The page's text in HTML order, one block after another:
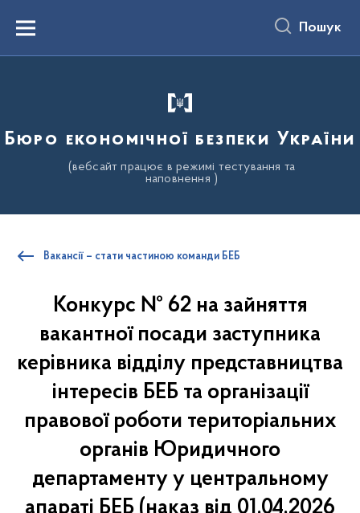
вмістуMenu Пошук
Бюро економічної безпеки України
(вебсайт працює в режимі тестування та
наповнення )
Вакансії – стати частиною команди БЕБ
Конкурс № 62 на зайняття
вакантної посади заступника
керівника відділу представництва
інтересів БЕБ та організації
правової роботи територіальних
органів Юридичного
департаменту у центральному
апараті БЕБ (наказ від 01.04.2026